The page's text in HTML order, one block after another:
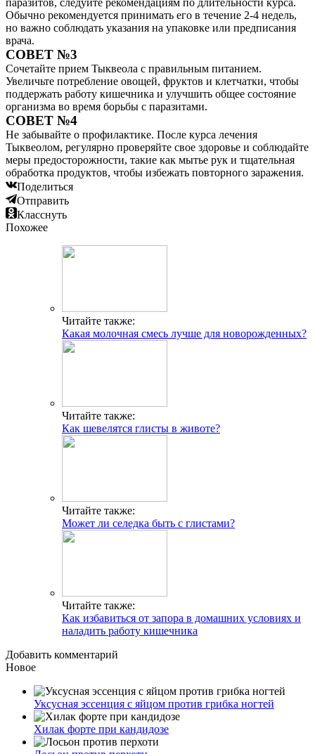
паразитов, следуйте рекомендациям по длительности курса.
Обычно рекомендуется принимать его в течение 2-4 недель,
но важно соблюдать указания на упаковке или предписания
врача.
СОВЕТ №3
Сочетайте прием Тыквеола с правильным питанием.
Увеличьте потребление овощей, фруктов и клетчатки, чтобы
поддержать работу кишечника и улучшить общее состояние
организма во время борьбы с паразитами.
СОВЕТ №4
Не забывайте о профилактике. После курса лечения
Тыквеолом, регулярно проверяйте свое здоровье и соблюдайте
меры предосторожности, такие как мытье рук и тщательная
обработка продуктов, чтобы избежать повторного заражения.
Поделиться
Отправить
Класснуть
Похожее
Читайте также:
Какая молочная смесь лучше для новорожденных?
Читайте также:
Как шевелятся глисты в животе?
Читайте также:
Может ли селедка быть с глистами?
Читайте также:
Как избавиться от запора в домашних условиях и
наладить работу кишечника
Добавить комментарий
Новое
Уксусная эссенция с яйцом против грибка ногтей
Хилак форте при кандидозе